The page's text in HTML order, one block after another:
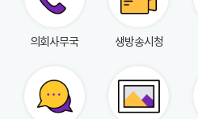
자
의회사무국 생방송시청